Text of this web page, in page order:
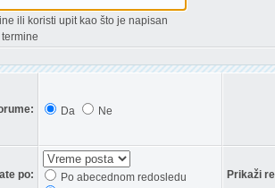
ili koristi upit kao što je napisan
Da Ne
po:
Po abecednom redosledu
Prikaži